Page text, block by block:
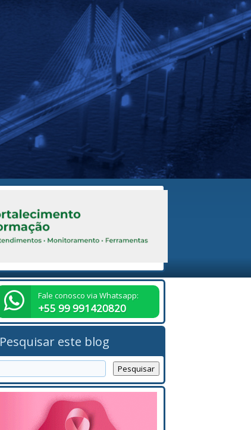
Fale conosco via Whatsapp:
+55 99 991420820
Pesquisar este blog